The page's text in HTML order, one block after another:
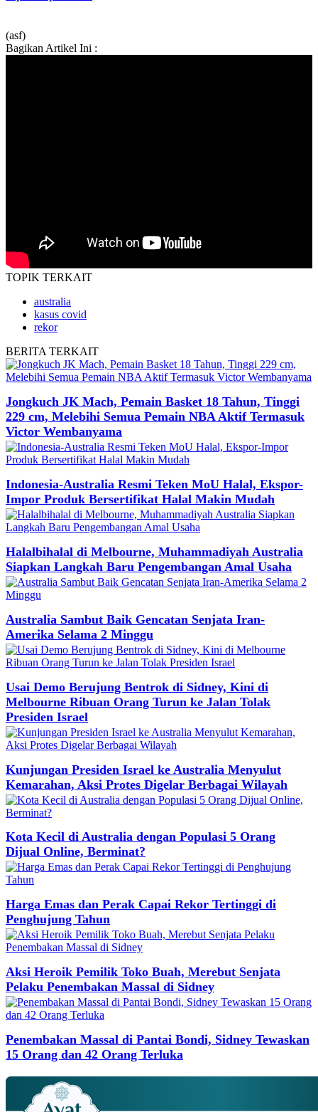
(asf)
Bagikan Artikel Ini :
TOPIK TERKAIT
australia
kasus covid
rekor
BERITA TERKAIT
Jongkuch JK Mach, Pemain Basket 18 Tahun, Tinggi
229 cm, Melebihi Semua Pemain NBA Aktif Termasuk
Victor Wembanyama
Indonesia-Australia Resmi Teken MoU Halal, Ekspor-
Impor Produk Bersertifikat Halal Makin Mudah
Halalbihalal di Melbourne, Muhammadiyah Australia
Siapkan Langkah Baru Pengembangan Amal Usaha
Australia Sambut Baik Gencatan Senjata Iran-
Amerika Selama 2 Minggu
Usai Demo Berujung Bentrok di Sidney, Kini di
Melbourne Ribuan Orang Turun ke Jalan Tolak
Presiden Israel
Kunjungan Presiden Israel ke Australia Menyulut
Kemarahan, Aksi Protes Digelar Berbagai Wilayah
Kota Kecil di Australia dengan Populasi 5 Orang
Dijual Online, Berminat?
Harga Emas dan Perak Capai Rekor Tertinggi di
Penghujung Tahun
Aksi Heroik Pemilik Toko Buah, Merebut Senjata
Pelaku Penembakan Massal di Sidney
Penembakan Massal di Pantai Bondi, Sidney Tewaskan
15 Orang dan 42 Orang Terluka